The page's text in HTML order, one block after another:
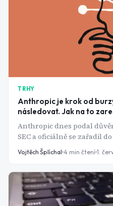
TRHY
Anthropic je krok od
následovat. Jak na to
Anthropic dnes podal
SEC a oficiálně se zařadil
historii. SpaceX míří na
plánuje září. Dohromady
poslední.
Vojtěch Šplíchal 4 min čtení 1.